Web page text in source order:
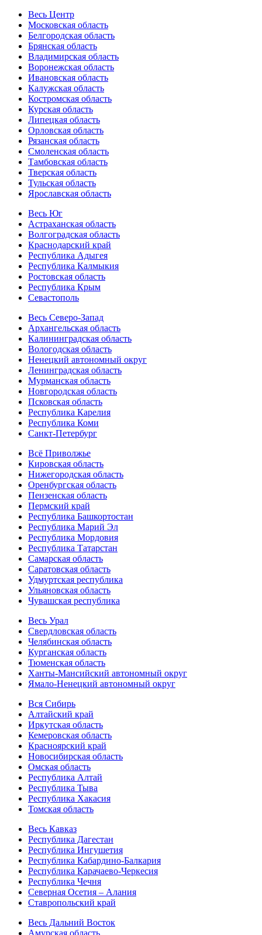
Весь Центр
Московская область
Белгородская область
Брянская область
Владимирская область
Воронежская область
Ивановская область
Калужская область
Костромская область
Курская область
Липецкая область
Орловская область
Рязанская область
Смоленская область
Тамбовская область
Тверская область
Тульская область
Ярославская область
Весь Юг
Астраханская область
Волгоградская область
Краснодарский край
Республика Адыгея
Республика Калмыкия
Ростовская область
Республика Крым
Севастополь
Весь Северо-Запад
Архангельская область
Калининградская область
Вологодская область
Ненецкий автономный округ
Ленинградская область
Мурманская область
Новгородская область
Псковская область
Республика Карелия
Республика Коми
Санкт-Петербург
Всё Приволжье
Кировская область
Нижегородская область
Оренбургская область
Пензенская область
Пермский край
Республика Башкортостан
Республика Марий Эл
Республика Мордовия
Республика Татарстан
Самарская область
Саратовская область
Удмуртская республика
Ульяновская область
Чувашская республика
Весь Урал
Свердловская область
Челябинская область
Курганская область
Тюменская область
Ханты-Мансийский автономный округ
Ямало-Ненецкий автономный округ
Вся Сибирь
Алтайский край
Иркутская область
Кемеровская область
Красноярский край
Новосибирская область
Омская область
Республика Алтай
Республика Тыва
Республика Хакасия
Томская область
Весь Кавказ
Республика Дагестан
Республика Ингушетия
Республика Кабардино-Балкария
Республика Карачаево-Черкесия
Республика Чечня
Северная Осетия – Алания
Ставропольский край
Весь Дальний Восток
Амурская область